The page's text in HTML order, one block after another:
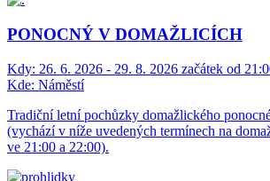
PONOCNÝ V DOMAŽLICÍCH
Kdy: 26. 6. 2026 - 29. 8. 2026 začátek od
Kde: Náměstí
Tradiční letní pochůzky domažlického
(vychází v níže uvedených termínech na
ve 21:00 a 22:00).